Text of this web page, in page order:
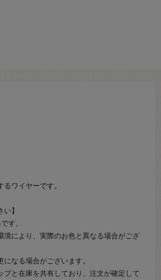
ワイヤーです。
】
す。
境により、実際のお色と異なる場合がござ
になる場合がございます。
プと在庫を共有しており、注文が確定して